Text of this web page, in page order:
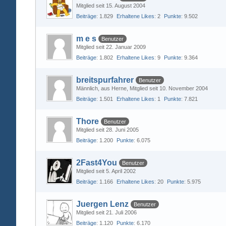
Mitglied seit 15. August 2004
Beiträge 1.829 Erhaltene Likes 2 Punkte 9.502
m e s
Benutzer
Mitglied seit 22. Januar 2009
Beiträge 1.802 Erhaltene Likes 9 Punkte 9.364
breitspurfahrer
Benutzer
Männlich aus Herne Mitglied seit 10. November 2004
Beiträge 1.501 Erhaltene Likes 1 Punkte 7.821
Thore
Benutzer
Mitglied seit 28. Juni 2005
Beiträge 1.200 Punkte 6.075
2Fast4You
Benutzer
Mitglied seit 5. April 2002
Beiträge 1.166 Erhaltene Likes 20 Punkte 5.975
Juergen Lenz
Benutzer
Mitglied seit 21. Juli 2006
Beiträge 1.120 Punkte 6.170